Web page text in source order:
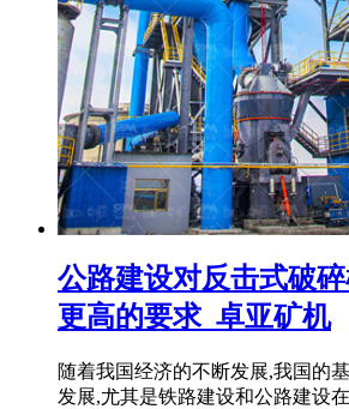
公路建设对反击式破
更高的要求_卓亚矿机
随着我国经济的不断发展,我国的
发展,尤其是铁路建设和公路建设